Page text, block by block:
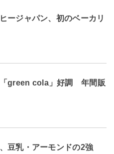
ージャパン、初のベーカリ
「green cola」好調 年間販
、豆乳・アーモンドの2強